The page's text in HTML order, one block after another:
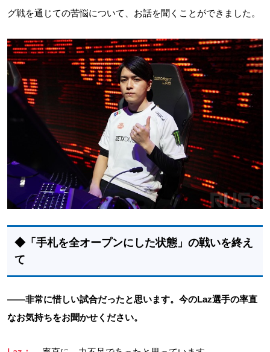
グ戦を通じての苦悩について、お話を聞くことができました。
◆「手札を全オープンにした状態」の戦いを終え
て
――非常に惜しい試合だったと思います。今のLaz選手の率直
なお気持ちをお聞かせください。